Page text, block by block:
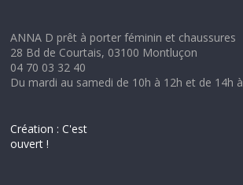
ANNA D prêt à porter féminin et chaussures
28 Bd de Courtais, 03100 Montluçon
04 70 03 32 40
Du mardi au samedi de 10h à 12h et de 14h
Création : C'est
ouvert !